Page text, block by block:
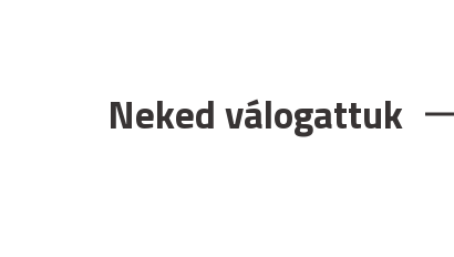
Neked válogattuk